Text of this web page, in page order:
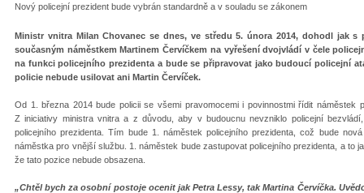
Nový policejní prezident bude vybrán standardně a v souladu se zákonem
Ministr vnitra Milan Chovanec se dnes, ve středu 5. února 2014, dohodl jak s
současným náměstkem Martinem Červíčkem na vyřešení dvojvládí v čele
na funkci policejního prezidenta a bude se připravovat jako budoucí policejní
policie nebude usilovat ani Martin Červíček.
Od 1. března 2014 bude policii se všemi pravomocemi i povinnostmi řídit náměstek
Z iniciativy ministra vnitra a z důvodu, aby v budoucnu nevzniklo policejní
policejního prezidenta. Tím bude 1. náměstek policejního prezidenta, což bude
náměstka pro vnější službu. 1. náměstek bude zastupovat policejního prezidenta, a to
že tato pozice nebude obsazena.
„Chtěl bych za osobní postoje ocenit jak Petra Lessy, tak Martina Červíčka.